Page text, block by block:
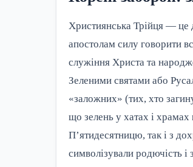
Християнська Трійця — це
апостолам силу говорити
служіння Христа та
Зеленими святами або
«заложних» (тих, хто
що зелень у хатах і храмах
П’ятидесятницю, так і з
символізували родючість і